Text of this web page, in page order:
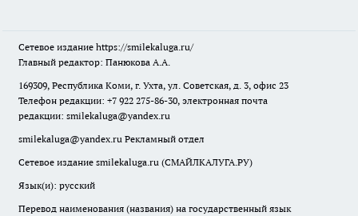
Сетевое издание https://smilekaluga.ru/
Главный редактор: Панюкова А.А.
169309, Республика Коми, г. Ухта, ул. Советская, д. 3, офис 23
Телефон редакции: +7 922 275-86-30, электронная почта
редакции: smilekaluga@yandex.ru
smilekaluga@yandex.ru Рекламный отдел
Сетевое издание smilekaluga.ru (СМАЙЛКАЛУГА.РУ)
Язык(и): русский
Перевод наименования (названия) на государственный язык